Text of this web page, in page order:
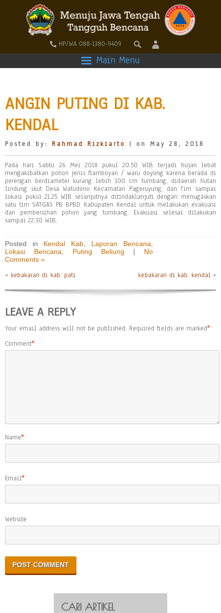
HP/WA 088-1380-9409
Main Menu
ANGIN PUTING DI KAB.
KENDAL
Posted by: Rahmad Rizkiarto | on May 28, 2018
Pada hari Sabtu 26 Mei 2018 pukul 20.50 WIB terjadi hujan lebat
mengakibatkan pohon jenis flamboyan / waru doyong karena berada di
perengan berdiameter kurang lebih 100 cm tumbang, didaerah hutan
lindung ikut Desa Watudono Kecamatan Pageruyung, dan Tim sampai
lokasi pukul 21.25 WIB selanjutnya ditindaklanjuti dengan menugaskan
satu tim SATGAS PB BPBD Kabupaten Kendal untuk melakukan evakuasi
dan pembersihan pohon yang tumbang. Evakuasi selesai dilakukan
sampai 22.30 WIB.
Posted in Kendal Kab Laporan Bencana
Lokasi Bencana
Puting Beliung | No
Comments »
« kebakaran di kab. pati kebakaran di kab. kendal »
LEAVE A REPLY
Your email address will not be published. Required fields are marked*
Comment*
Name*
Email*
Website
CARI ARTIKEL